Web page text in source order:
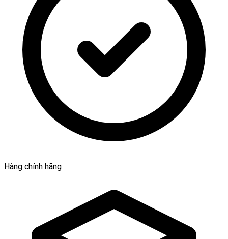
Hàng chính hãng